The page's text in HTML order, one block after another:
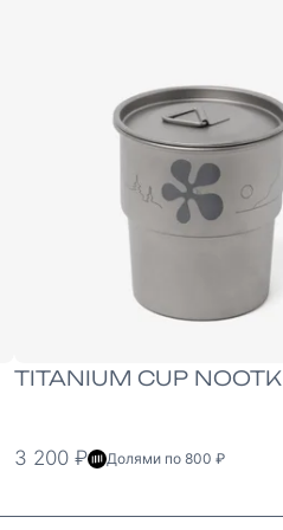
TITANIUM CUP NOOTK
3 200 ₽ Долями по 800 ₽